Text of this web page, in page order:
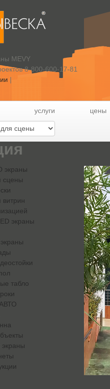
MEVY
8-800-600-17-81
|
услуги цены
экраны
сцены
витрин
экраны
табло